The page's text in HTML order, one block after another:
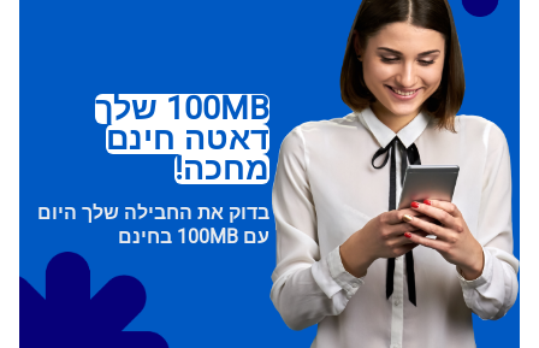
100MB שלך
דאטה חינם
מחכה!
בדוק את החבילה שלך היום
עם 100MB בחינם